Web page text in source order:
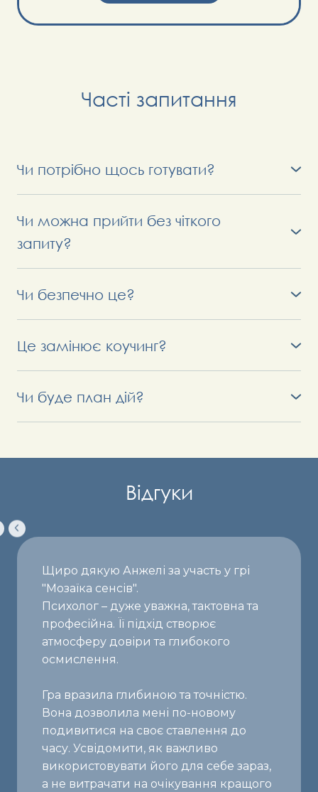
Часті запитання
Чи потрібно щось готувати?
Чи можна прийти без чіткого
запиту?
Чи безпечно це?
Це замінює коучинг?
Чи буде план дій?
Відгуки
Щиро дякую Анжелі за участь у грі
"Мозаїка сенсів".
Психолог – дуже уважна, тактовна та
професійна. Її підхід створює
атмосферу довіри та глибокого
осмислення.
Гра вразила глибиною та точністю.
Вона дозволила мені по-новому
подивитися на своє ставлення до
часу. Усвідомити, як важливо
використовувати його для себе зараз,
а не витрачати на очікування кращого